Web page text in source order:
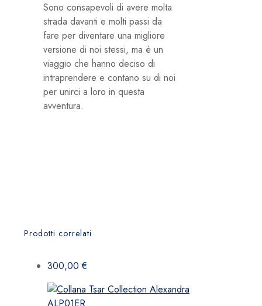
Sono consapevoli di avere molta
strada davanti e molti passi da
fare per diventare una migliore
versione di noi stessi, ma è un
viaggio che hanno deciso di
intraprendere e contano su di noi
per unirci a loro in questa
avventura.
Prodotti correlati
300,00€